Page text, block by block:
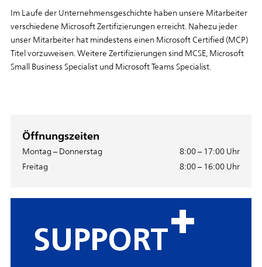
Im Laufe der Unternehmensgeschichte haben unsere Mitarbeiter
verschiedene Microsoft Zertifizierungen erreicht. Nahezu jeder
unser Mitarbeiter hat mindestens einen Microsoft Certified (MCP)
Titel vorzuweisen. Weitere Zertifizierungen sind MCSE, Microsoft
Small Business Specialist und Microsoft Teams Specialist.
Öffnungszeiten
Montag – Donnerstag
8:00 – 17:00 Uhr
Freitag
8:00 – 16:00 Uhr